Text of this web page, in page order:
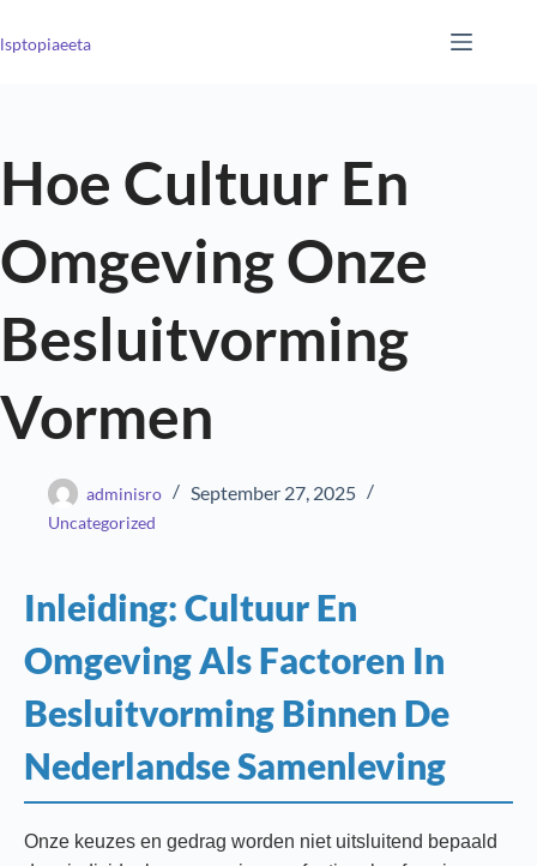
lsptopiaeeta
Hoe Cultuur En
Omgeving Onze
Besluitvorming
Vormen
adminisro September 27, 2025
Uncategorized
Inleiding: Cultuur En
Omgeving Als Factoren In
Besluitvorming Binnen De
Nederlandse Samenleving
Onze keuzes en gedrag worden niet uitsluitend bepaald